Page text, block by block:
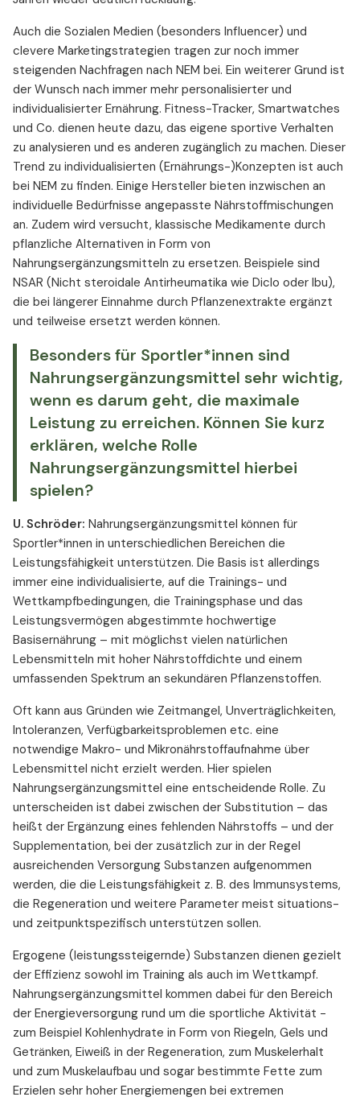
Auch die Sozialen Medien (besonders Influencer) und
clevere Marketingstrategien tragen zur noch immer
steigenden Nachfragen nach NEM bei. Ein weiterer Grund ist
der Wunsch nach immer mehr personalisierter und
individualisierter Ernährung. Fitness-Tracker, Smartwatches
und Co. dienen heute dazu, das eigene sportive Verhalten
zu analysieren und es anderen zugänglich zu machen. Dieser
Trend zu individualisierten (Ernährungs-)Konzepten ist auch
bei NEM zu finden. Einige Hersteller bieten inzwischen an
individuelle Bedürfnisse angepasste Nährstoffmischungen
an. Zudem wird versucht, klassische Medikamente durch
pflanzliche Alternativen in Form von
Nahrungsergänzungsmitteln zu ersetzen. Beispiele sind
NSAR (Nicht steroidale Antirheumatika wie Diclo oder Ibu),
die bei längerer Einnahme durch Pflanzenextrakte ergänzt
und teilweise ersetzt werden können.
Besonders für Sportler*innen sind
Nahrungsergänzungsmittel sehr wichtig,
wenn es darum geht, die maximale
Leistung zu erreichen. Können Sie kurz
erklären, welche Rolle
Nahrungsergänzungsmittel hierbei
spielen?
U. Schröder: Nahrungsergänzungsmittel können für
Sportler*innen in unterschiedlichen Bereichen die
Leistungsfähigkeit unterstützen. Die Basis ist allerdings
immer eine individualisierte, auf die Trainings- und
Wettkampfbedingungen, die Trainingsphase und das
Leistungsvermögen abgestimmte hochwertige
Basisernährung – mit möglichst vielen natürlichen
Lebensmitteln mit hoher Nährstoffdichte und einem
umfassenden Spektrum an sekundären Pflanzenstoffen.
Oft kann aus Gründen wie Zeitmangel, Unverträglichkeiten,
Intoleranzen, Verfügbarkeitsproblemen etc. eine
notwendige Makro- und Mikronährstoffaufnahme über
Lebensmittel nicht erzielt werden. Hier spielen
Nahrungsergänzungsmittel eine entscheidende Rolle. Zu
unterscheiden ist dabei zwischen der Substitution – das
heißt der Ergänzung eines fehlenden Nährstoffs – und der
Supplementation, bei der zusätzlich zur in der Regel
ausreichenden Versorgung Substanzen aufgenommen
werden, die die Leistungsfähigkeit z. B. des Immunsystems,
die Regeneration und weitere Parameter meist situations-
und zeitpunktspezifisch unterstützen sollen.
Ergogene (leistungssteigernde) Substanzen dienen gezielt
der Effizienz sowohl im Training als auch im Wettkampf.
Nahrungsergänzungsmittel kommen dabei für den Bereich
der Energieversorgung rund um die sportliche Aktivität -
zum Beispiel Kohlenhydrate in Form von Riegeln, Gels und
Getränken, Eiweiß in der Regeneration, zum Muskelerhalt
und zum Muskelaufbau und sogar bestimmte Fette zum
Erzielen sehr hoher Energiemengen bei extremen